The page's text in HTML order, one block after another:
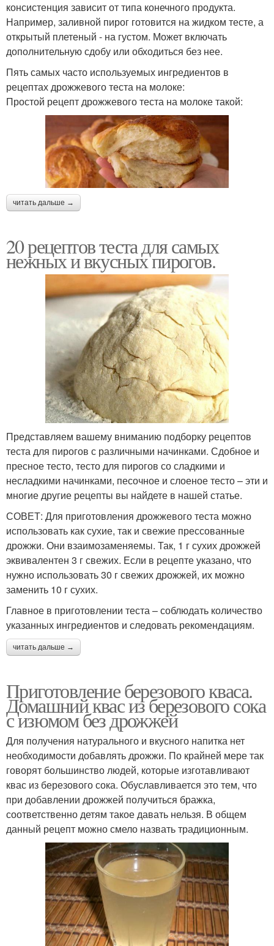
консистенция зависит от типа конечного продукта.
Например, заливной пирог готовится на жидком тесте, а
открытый плетеный - на густом. Может включать
дополнительную сдобу или обходиться без нее.
Пять самых часто используемых ингредиентов в
рецептах дрожжевого теста на молоке:
Простой рецепт дрожжевого теста на молоке такой:
читать дальше →
20 рецептов теста для самых
нежных и вкусных пирогов.
Представляем вашему вниманию подборку рецептов
теста для пирогов с различными начинками. Сдобное и
пресное тесто, тесто для пирогов со сладкими и
несладкими начинками, песочное и слоеное тесто – эти и
многие другие рецепты вы найдете в нашей статье.
СОВЕТ: Для приготовления дрожжевого теста можно
использовать как сухие, так и свежие прессованные
дрожжи. Они взаимозаменяемы. Так, 1 г сухих дрожжей
эквивалентен 3 г свежих. Если в рецепте указано, что
нужно использовать 30 г свежих дрожжей, их можно
заменить 10 г сухих.
Главное в приготовлении теста – соблюдать количество
указанных ингредиентов и следовать рекомендациям.
читать дальше →
Приготовление березового кваса.
Домашний квас из березового сока
с изюмом без дрожжей
Для получения натурального и вкусного напитка нет
необходимости добавлять дрожжи. По крайней мере так
говорят большинство людей, которые изготавливают
квас из березового сока. Обуславливается это тем, что
при добавлении дрожжей получиться бражка,
соответственно детям такое давать нельзя. В общем
данный рецепт можно смело назвать традиционным.